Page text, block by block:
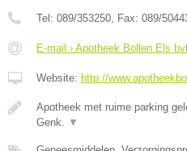
Tel: 089/353250 , Fax: 089/
E-mail › Apotheek Bollen Els
Website: http://
Apotheek met ruime parking
Genk.
▼